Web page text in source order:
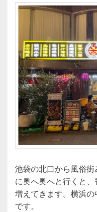
池袋の北口から風俗
に奥へ奥へと行くと
増えてきます。横浜
です。